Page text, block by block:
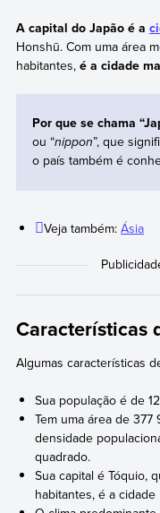
A capital do Japão é a
Honshū. Com uma área
habitantes, é a cidade
Por que se chama
ou “nippon”, que
o país também é
Veja também:Ásia
Características
Algumas características
Sua população é de
Tem uma área de
densidade
quadrado.
Sua capital é Tóquio,
habitantes, é a